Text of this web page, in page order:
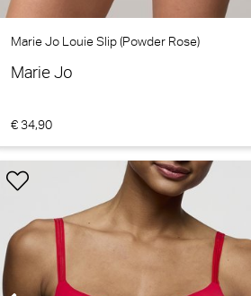
Marie Jo Louie Slip (Powder Rose)
Marie Jo
€ 34,90